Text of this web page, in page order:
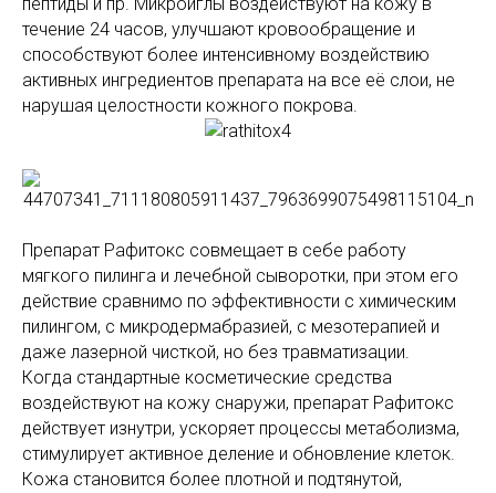
течение 24 часов, улучшают кровообращение и
способствуют более интенсивному воздействию
активных ингредиентов препарата на все её слои, не
нарушая целостности кожного покрова.
Препарат Рафитокс совмещает в себе работу
мягкого пилинга и лечебной сыворотки, при этом его
действие сравнимо по эффективности с химическим
пилингом, с микродермабразией, с мезотерапией и
даже лазерной чисткой, но без травматизации.
Когда стандартные косметические средства
воздействуют на кожу снаружи, препарат Рафитокс
действует изнутри, ускоряет процессы метаболизма,
стимулирует активное деление и обновление клеток.
Кожа становится более плотной и подтянутой,